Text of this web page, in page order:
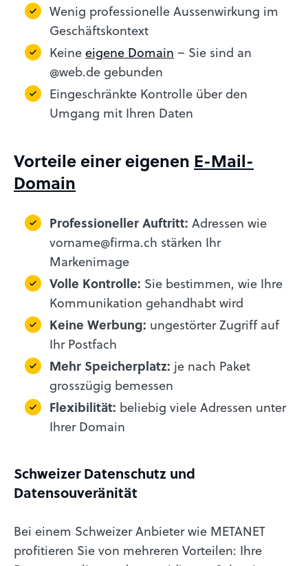
Wenig professionelle Aussenwirkung im
Geschäftskontext
Keineeigene Domain – Sie sind an
@web.de gebunden
Eingeschränkte Kontrolle über den
Umgang mit Ihren Daten
Vorteile einer eigenen E-Mail-
Domain
Professioneller Auftritt: Adressen wie
vorname@firma.ch stärken Ihr
Markenimage
Volle Kontrolle: Sie bestimmen, wie Ihre
Kommunikation gehandhabt wird
Keine Werbung: ungestörter Zugriff auf
Ihr Postfach
Mehr Speicherplatz: je nach Paket
grosszügig bemessen
Flexibilität: beliebig viele Adressen unter
Ihrer Domain
Schweizer Datenschutz und
Datensouveränität
Bei einem Schweizer Anbieter wie METANET
profitieren Sie von mehreren Vorteilen: Ihre